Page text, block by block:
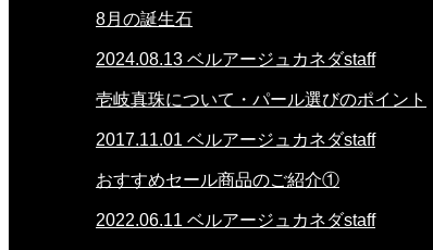
8月の誕生石
2024.08.13 ベルアージュカネダstaff
壱岐真珠について・パール選びのポイント
2017.11.01 ベルアージュカネダstaff
おすすめセール商品のご紹介①
2022.06.11 ベルアージュカネダstaff